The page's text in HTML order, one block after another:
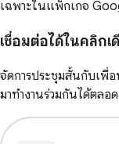
เฉพาะในแพ็กเกจ
เชื่อมต่อได้ในคลิกเ
จัดการประชุมสั้นกับเพื่
มาทำงานร่วมกันได้ตลอด